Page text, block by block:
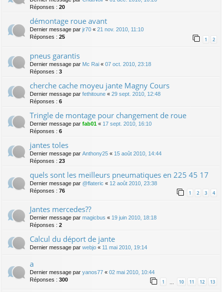
Réponses : 20
démontage roue avant
Dernier message par jr70 « 21 nov. 2010, 11:10
Réponses : 25 1 2
pneus garantis
Dernier message par Mc Rai « 07 oct. 2010, 23:18
Réponses : 3
cherche cache moyeu jante Magny Cours
Dernier message par fethitoune « 29 sept. 2010, 12:48
Réponses : 6
Tringle de montage pour changement de roue
Dernier message par fab01 « 17 sept. 2010, 16:10
Réponses : 6
jantes toles
Dernier message par Anthony25 « 15 août 2010, 14:44
Réponses : 23
quels sont les meilleurs pneumatiques en 225 45 17
Dernier message par @flateric « 12 août 2010, 23:38
Réponses : 76 1 2 3 4
Jantes mercedes??
Dernier message par magicbus « 19 juin 2010, 18:18
Réponses : 2
Calcul du déport de jante
Dernier message par webjo « 11 mai 2010, 19:14
a
Dernier message par yanos77 « 02 mai 2010, 10:44
Réponses : 300 1 10 11 12 13